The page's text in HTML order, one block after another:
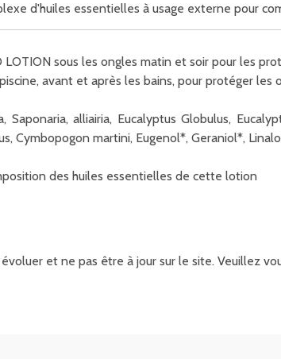
d'huiles essentielles à usage externe pour
sous les ongles matin et soir pour les
avant et après les bains, pour protéger les
Saponaria, alliairia, Eucalyptus Globulus,
Cymbopogon martini, Eugenol*, Geraniol*,
des huiles essentielles de cette lotion
et ne pas être à jour sur le site. Veuillez